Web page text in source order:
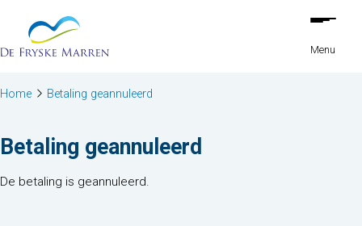
Ga naar de inhoud
Menu
Home Betaling geannuleerd
Betaling geannuleerd
De betaling is geannuleerd.